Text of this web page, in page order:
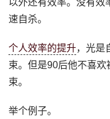
以外还有效率。没有效
速自杀。
个人效率的提升，光是
束。但是90后他不喜
束。
举个例子。